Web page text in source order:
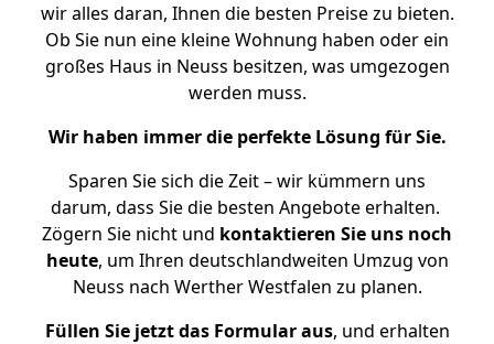
wir alles daran, Ihnen die besten Preise zu bieten.
Ob Sie nun eine kleine Wohnung haben oder ein
großes Haus in Neuss besitzen, was umgezogen
werden muss.
Wir haben immer die perfekte Lösung für Sie.
Sparen Sie sich die Zeit – wir kümmern uns
darum, dass Sie die besten Angebote erhalten.
Zögern Sie nicht und kontaktieren Sie uns noch
heute, um Ihren deutschlandweiten Umzug von
Neuss nach Werther Westfalen zu planen.
Füllen Sie jetzt das Formular aus, und erhalten